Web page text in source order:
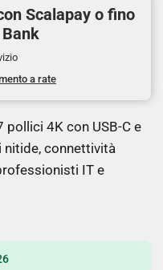
Scalapay o fino
a rate
pollici 4K con USB-C e
nitide, connettività
IT e